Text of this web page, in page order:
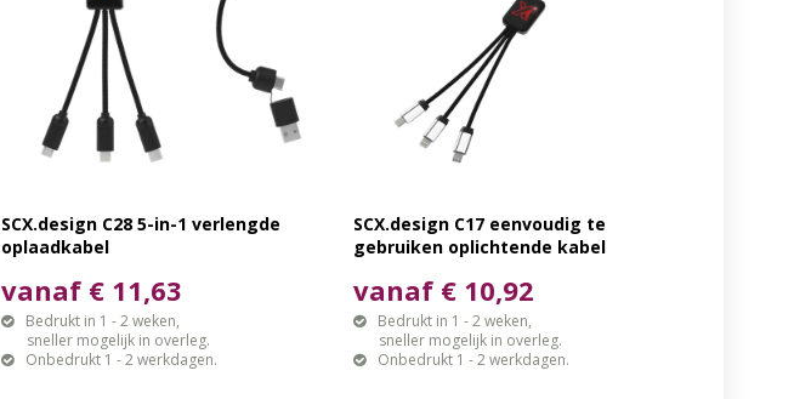
SCX.design C28 5-in-1 verlengde
oplaadkabel
vanaf € 11,63
Bedrukt in 1 - 2 weken,
sneller mogelijk in overleg.
Onbedrukt 1 - 2 werkdagen.
SCX.design C17 eenvoudig te
gebruiken oplichtende kabel
vanaf € 10,92
Bedrukt in 1 - 2 weken,
sneller mogelijk in overleg.
Onbedrukt 1 - 2 werkdagen.